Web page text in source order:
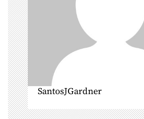
SantosJGardner